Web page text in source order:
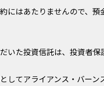
にはあたりませんので、
いた投資信託は、投資者保
してアライアンス・バー